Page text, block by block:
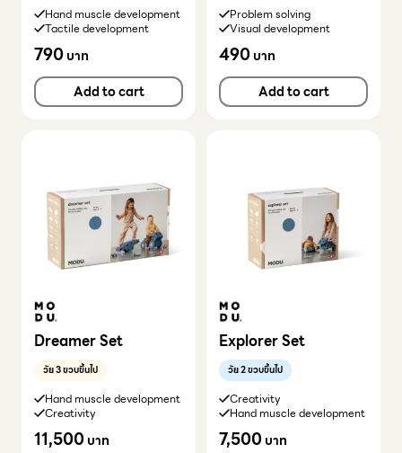
Hand muscle development
Tactile development
790บาท
Add to cart
Problem solving
Visual development
490บาท
Add to cart
Dreamer Set
วัย 3 ขวบขึ้นไป
Hand muscle development
Creativity
11,500บาท
Explorer Set
วัย 2 ขวบขึ้นไป
Creativity
Hand muscle development
7,500บาท